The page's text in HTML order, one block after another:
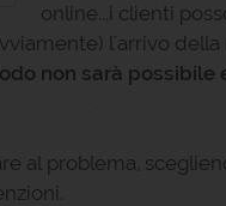
online...i clienti
l'arrivo della
non sarà possibile
al problema,